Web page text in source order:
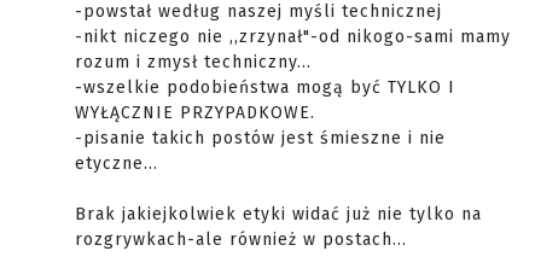
-powstał według naszej myśli technicznej
-nikt niczego nie ,,zrzynał"-od nikogo-sami mamy
rozum i zmysł techniczny...
-wszelkie podobieństwa mogą być TYLKO I
WYŁĄCZNIE PRZYPADKOWE.
-pisanie takich postów jest śmieszne i nie
etyczne...
Brak jakiejkolwiek etyki widać już nie tylko na
rozgrywkach-ale również w postach...